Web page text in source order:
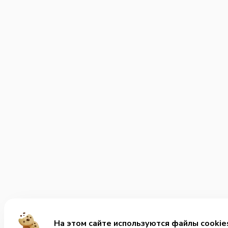
На этом сайте используются файлы